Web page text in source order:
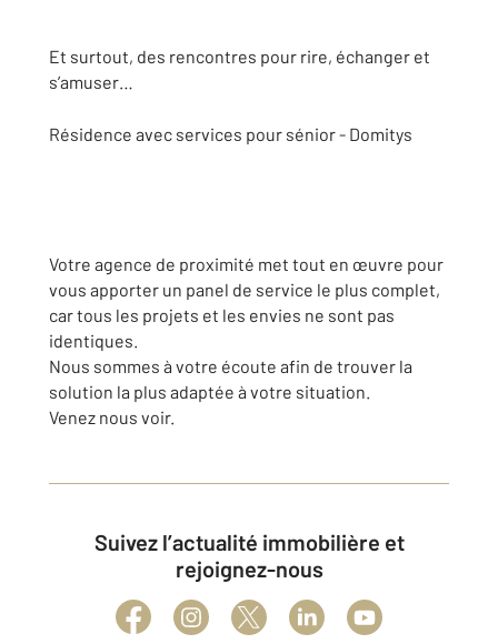
Et surtout, des rencontres pour rire, échanger et
s’amuser…
Résidence avec services pour sénior - Domitys
Votre agence de proximité met tout en œuvre pour
vous apporter un panel de service le plus complet,
car tous les projets et les envies ne sont pas
identiques.
Nous sommes à votre écoute afin de trouver la
solution la plus adaptée à votre situation.
Venez nous voir.
Suivez l’actualité immobilière et
rejoignez-nous